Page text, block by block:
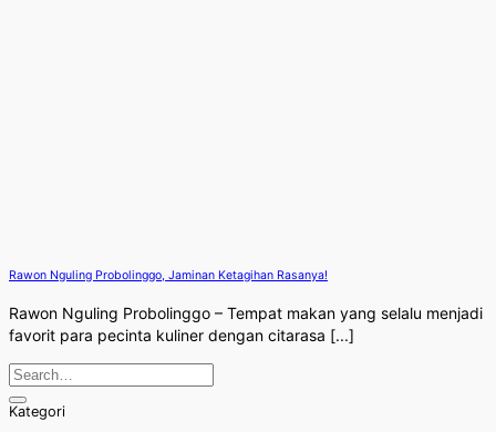
Rawon Nguling Probolinggo, Jaminan Ketagihan Rasanya!
Rawon Nguling Probolinggo – Tempat makan yang selalu menjadi
favorit para pecinta kuliner dengan citarasa [...]
Kategori